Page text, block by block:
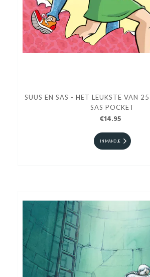
SUUS EN SAS - HET LEUKSTE VAN
SAS POCKET
€14.95
IN MANDJE